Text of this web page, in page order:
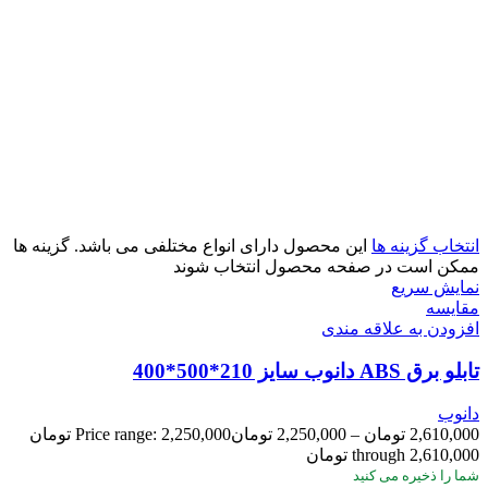
انتخاب گزینه ها این محصول دارای انواع مختلفی می باشد. گزینه ها
ممکن است در صفحه محصول انتخاب شوند
نمایش سریع
مقايسه
افزودن به علاقه مندی
تابلو برق ABS دانوب سایز 210*500*400
دانوب
2,610,000 تومان –
2,250,000 تومان
Price range: 2,250,000 تومان
through 2,610,000 تومان
شما را ذخیره می کنید